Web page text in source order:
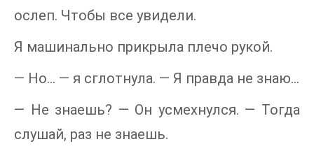
ослеп. Чтобы все увидели.
Я машинально прикрыла плечо рукой.
— Но… — я сглотнула. — Я правда не знаю…
— Не знаешь? — Он усмехнулся. — Тогда
слушай, раз не знаешь.